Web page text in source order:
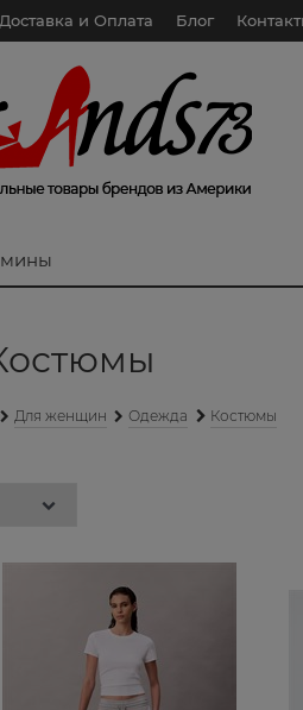
Доставка и Оплата Блог
Для женщин Одежда Костюмы